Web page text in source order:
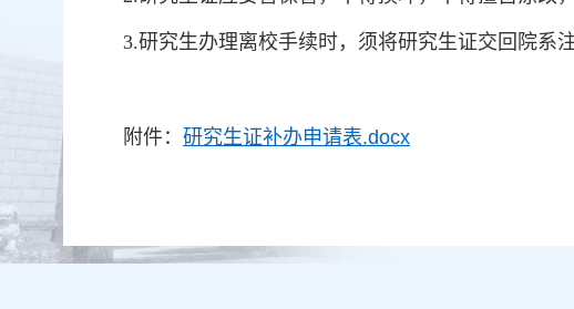
3.研究生办理离校手续时，须将研究生证交回院系注
附件：研究生证补办申请表.docx